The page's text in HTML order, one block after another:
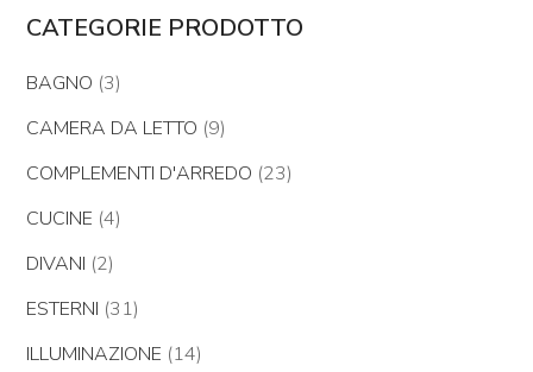
CATEGORIE PRODOTTO
BAGNO (3)
CAMERA DA LETTO (9)
COMPLEMENTI D'ARREDO (23)
CUCINE (4)
DIVANI (2)
ESTERNI (31)
ILLUMINAZIONE (14)